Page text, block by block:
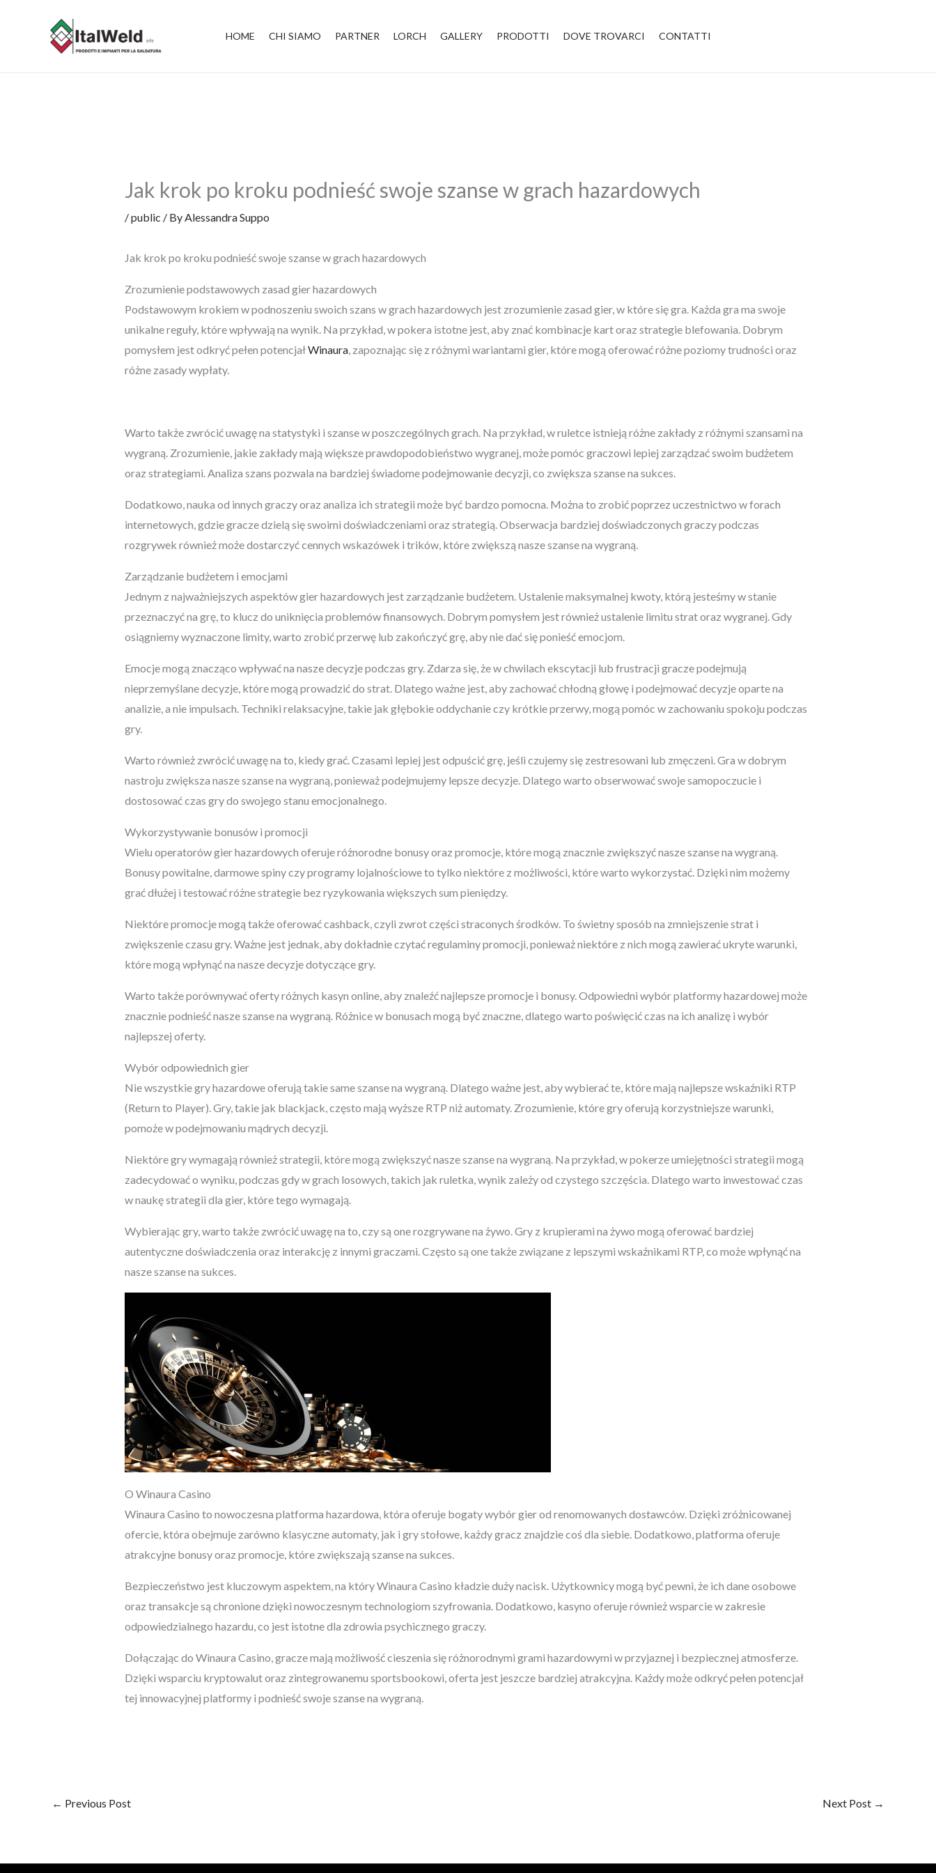
HOME CHI SIAMO PARTNER LORCH GALLERY PRODOTTI DOVE TROVARCI CONTATTI
Jak krok po kroku podnieść swoje szanse w grach hazardowych
/public / ByAlessandra Suppo
Jak krok po kroku podnieść swoje szanse w grach hazardowych
Zrozumienie podstawowych zasad gier hazardowych
Podstawowym krokiem w podnoszeniu swoich szans w grach hazardowych jest zrozumienie zasad gier, w które się gra. Każda gra ma swoje
unikalne reguły, które wpływają na wynik. Na przykład, w pokera istotne jest, aby znać kombinacje kart oraz strategie blefowania. Dobrym
pomysłem jest odkryć pełen potencjałWinaura, zapoznając się z różnymi wariantami gier, które mogą oferować różne poziomy trudności oraz
różne zasady wypłaty.
Warto także zwrócić uwagę na statystyki i szanse w poszczególnych grach. Na przykład, w ruletce istnieją różne zakłady z różnymi szansami na
wygraną. Zrozumienie, jakie zakłady mają większe prawdopodobieństwo wygranej, może pomóc graczowi lepiej zarządzać swoim budżetem
oraz strategiami. Analiza szans pozwala na bardziej świadome podejmowanie decyzji, co zwiększa szanse na sukces.
Dodatkowo, nauka od innych graczy oraz analiza ich strategii może być bardzo pomocna. Można to zrobić poprzez uczestnictwo w forach
internetowych, gdzie gracze dzielą się swoimi doświadczeniami oraz strategią. Obserwacja bardziej doświadczonych graczy podczas
rozgrywek również może dostarczyć cennych wskazówek i trików, które zwiększą nasze szanse na wygraną.
Zarządzanie budżetem i emocjami
Jednym z najważniejszych aspektów gier hazardowych jest zarządzanie budżetem. Ustalenie maksymalnej kwoty, którą jesteśmy w stanie
przeznaczyć na grę, to klucz do uniknięcia problemów finansowych. Dobrym pomysłem jest również ustalenie limitu strat oraz wygranej. Gdy
osiągniemy wyznaczone limity, warto zrobić przerwę lub zakończyć grę, aby nie dać się ponieść emocjom.
Emocje mogą znacząco wpływać na nasze decyzje podczas gry. Zdarza się, że w chwilach ekscytacji lub frustracji gracze podejmują
nieprzemyślane decyzje, które mogą prowadzić do strat. Dlatego ważne jest, aby zachować chłodną głowę i podejmować decyzje oparte na
analizie, a nie impulsach. Techniki relaksacyjne, takie jak głębokie oddychanie czy krótkie przerwy, mogą pomóc w zachowaniu spokoju podczas
gry.
Warto również zwrócić uwagę na to, kiedy grać. Czasami lepiej jest odpuścić grę, jeśli czujemy się zestresowani lub zmęczeni. Gra w dobrym
nastroju zwiększa nasze szanse na wygraną, ponieważ podejmujemy lepsze decyzje. Dlatego warto obserwować swoje samopoczucie i
dostosować czas gry do swojego stanu emocjonalnego.
Wykorzystywanie bonusów i promocji
Wielu operatorów gier hazardowych oferuje różnorodne bonusy oraz promocje, które mogą znacznie zwiększyć nasze szanse na wygraną.
Bonusy powitalne, darmowe spiny czy programy lojalnościowe to tylko niektóre z możliwości, które warto wykorzystać. Dzięki nim możemy
grać dłużej i testować różne strategie bez ryzykowania większych sum pieniędzy.
Niektóre promocje mogą także oferować cashback, czyli zwrot części straconych środków. To świetny sposób na zmniejszenie strat i
zwiększenie czasu gry. Ważne jest jednak, aby dokładnie czytać regulaminy promocji, ponieważ niektóre z nich mogą zawierać ukryte warunki,
które mogą wpłynąć na nasze decyzje dotyczące gry.
Warto także porównywać oferty różnych kasyn online, aby znaleźć najlepsze promocje i bonusy. Odpowiedni wybór platformy hazardowej może
znacznie podnieść nasze szanse na wygraną. Różnice w bonusach mogą być znaczne, dlatego warto poświęcić czas na ich analizę i wybór
najlepszej oferty.
Wybór odpowiednich gier
Nie wszystkie gry hazardowe oferują takie same szanse na wygraną. Dlatego ważne jest, aby wybierać te, które mają najlepsze wskaźniki RTP
(Return to Player). Gry, takie jak blackjack, często mają wyższe RTP niż automaty. Zrozumienie, które gry oferują korzystniejsze warunki,
pomoże w podejmowaniu mądrych decyzji.
Niektóre gry wymagają również strategii, które mogą zwiększyć nasze szanse na wygraną. Na przykład, w pokerze umiejętności strategii mogą
zadecydować o wyniku, podczas gdy w grach losowych, takich jak ruletka, wynik zależy od czystego szczęścia. Dlatego warto inwestować czas
w naukę strategii dla gier, które tego wymagają.
Wybierając gry, warto także zwrócić uwagę na to, czy są one rozgrywane na żywo. Gry z krupierami na żywo mogą oferować bardziej
autentyczne doświadczenia oraz interakcję z innymi graczami. Często są one także związane z lepszymi wskaźnikami RTP, co może wpłynąć na
nasze szanse na sukces.
O Winaura Casino
Winaura Casino to nowoczesna platforma hazardowa, która oferuje bogaty wybór gier od renomowanych dostawców. Dzięki zróżnicowanej
ofercie, która obejmuje zarówno klasyczne automaty, jak i gry stołowe, każdy gracz znajdzie coś dla siebie. Dodatkowo, platforma oferuje
atrakcyjne bonusy oraz promocje, które zwiększają szanse na sukces.
Bezpieczeństwo jest kluczowym aspektem, na który Winaura Casino kładzie duży nacisk. Użytkownicy mogą być pewni, że ich dane osobowe
oraz transakcje są chronione dzięki nowoczesnym technologiom szyfrowania. Dodatkowo, kasyno oferuje również wsparcie w zakresie
odpowiedzialnego hazardu, co jest istotne dla zdrowia psychicznego graczy.
Dołączając do Winaura Casino, gracze mają możliwość cieszenia się różnorodnymi grami hazardowymi w przyjaznej i bezpiecznej atmosferze.
Dzięki wsparciu kryptowalut oraz zintegrowanemu sportsbookowi, oferta jest jeszcze bardziej atrakcyjna. Każdy może odkryć pełen potencjał
tej innowacyjnej platformy i podnieść swoje szanse na wygraną.
← Previous Post Next Post →